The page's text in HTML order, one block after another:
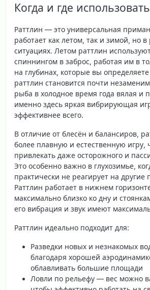
Когда и где
Раттлин — это универсальная
работает как летом, так и зимой, но
ситуациях. Летом раттлин
спиннингом в заброс, работая им в
на глубинах, которые вы
раттлин становится почти
рыба в холодное время года вялая и
именно здесь яркая вибрирующая
эффективнее всего.
В отличие от блесён и балансиров,
более плавную и естественную игру,
привлекать даже осторожного и
Это особенно важно в глухозимье,
практически не реагирует на другие
Раттлин работает в нижнем
максимально близко ко дну и
его вибрация и звук имеют
Раттлин идеально подходит для:
Разведки новых и незнакомых
благодаря хорошей
облавливать большие площади
Ловли по рельефу — вес можно